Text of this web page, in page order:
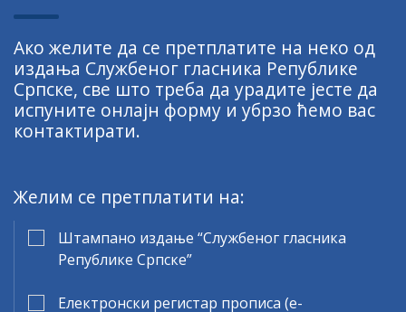
Ако желите да се претплатите на неко од
издања Службеног гласника Републике
Српске, све што треба да урадите јесте да
испуните онлајн форму и убрзо ћемо вас
контактирати.
Желим се претплатити на:
Штампано издање “Службеног гласника
Републике Српске”
Електронски регистар прописа (е-